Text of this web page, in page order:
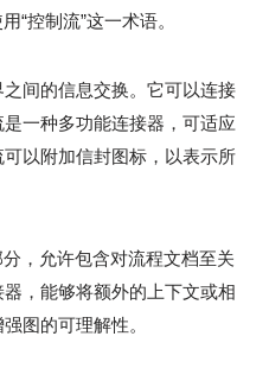
“控制流”这一术语。
间的信息交换。它可以连接
一种多功能连接器，可适应
以附加信封图标，以表示所
，允许包含对流程文档至关
，能够将额外的上下文或相
图的可理解性。